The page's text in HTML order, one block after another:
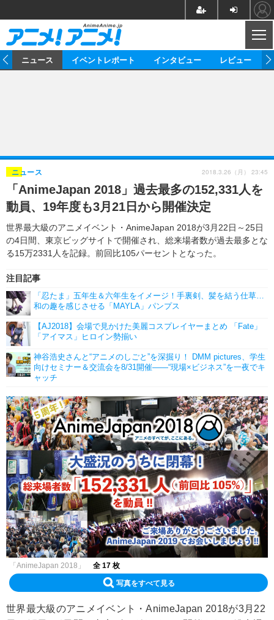
ゲーム グッズ
イベント 海外
海外イベント ビジネス
俳優・タレント アーティスト
ビジネス
アニメ 実写
書評 イベント
ゲーム 座談会
動画
アニメ！アニメ！TV ABEMA Cafe
ニュース イベントレポート インタビュー レビュー
「AnimeJapan 2018」過去最多の152,331人を
動員、19年度も3月21日から開催決定
世界最大級のアニメイベント・AnimeJapan 2018が3月22日～25日
の4日間、東京ビッグサイトで開催され、総来場者数が過去最多とな
る15万2331人を記録。前回比105パーセントとなった。
ニュース
注目記事
「忍たま」五年生＆六年生をイメージ！手裏剣、髪を結う仕草…
和の趣を感じさせる「MAYLA」パンプス
【AJ2018】会場で見かけた美麗コスプレイヤーまとめ 「Fate」
「アイマス」ヒロイン勢揃い
神谷浩史さんと“アニメのしごと”を深掘り！ DMM pictures、学生
向けセミナー＆交流会を8/31開催――“現場×ビジネス”を一夜でキ
ャッチ
2018.3.26（月） 23:45
「AnimeJapan 2018」 全 17 枚
写真をすべて見る
世界最大級のアニメイベント・AnimeJapan 2018が3月22